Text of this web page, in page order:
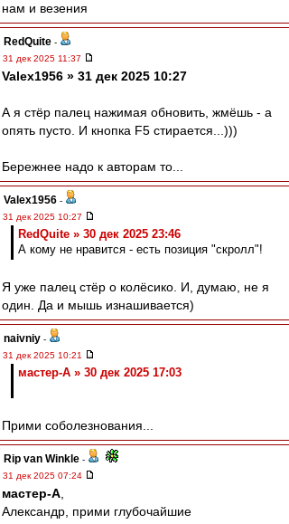
нам и везения
RedQuite -
31 дек 2025 11:37
Valex1956 » 31 дек 2025 10:27
А я стёр палец нажимая обновить, жмёшь - а
опять пусто. И кнопка F5 стирается...)))
Бережнее надо к авторам то...
Valex1956 -
31 дек 2025 10:27
RedQuite » 30 дек 2025 23:46
А кому не нравится - есть позиция "скролл"!
Я уже палец стёр о колёсико. И, думаю, не я
один. Да и мышь изнашивается)
naivniy -
31 дек 2025 10:21
мастер-А » 30 дек 2025 17:03
Прими соболезнования...
Rip van Winkle -
31 дек 2025 07:24
мастер-А
Александр, прими глубочайшие